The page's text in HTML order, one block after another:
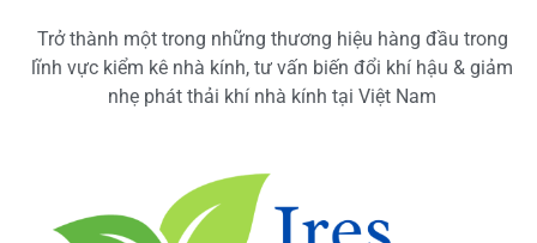
Trở thành một trong những thương hiệu hàng đầu trong
lĩnh vực kiểm kê nhà kính, tư vấn biến đổi khí hậu & giảm
nhẹ phát thải khí nhà kính tại Việt Nam